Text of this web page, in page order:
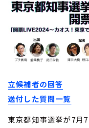
立候補者の回答
送付した質問一覧
東京都知事選挙が7月7